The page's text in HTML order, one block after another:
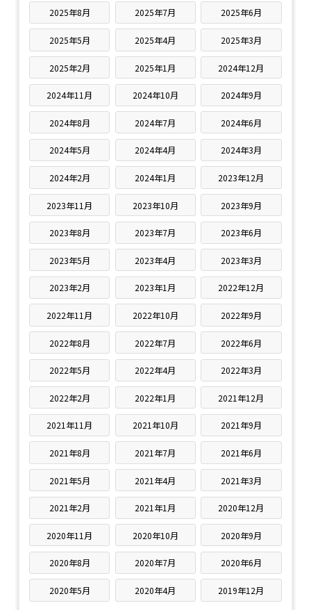
2025年8月 2025年7月 2025年6月
2025年5月 2025年4月 2025年3月
2025年2月 2025年1月 2024年12月
2024年11月 2024年10月 2024年9月
2024年8月 2024年7月 2024年6月
2024年5月 2024年4月 2024年3月
2024年2月 2024年1月 2023年12月
2023年11月 2023年10月 2023年9月
2023年8月 2023年7月 2023年6月
2023年5月 2023年4月 2023年3月
2023年2月 2023年1月 2022年12月
2022年11月 2022年10月 2022年9月
2022年8月 2022年7月 2022年6月
2022年5月 2022年4月 2022年3月
2022年2月 2022年1月 2021年12月
2021年11月 2021年10月 2021年9月
2021年8月 2021年7月 2021年6月
2021年5月 2021年4月 2021年3月
2021年2月 2021年1月 2020年12月
2020年11月 2020年10月 2020年9月
2020年8月 2020年7月 2020年6月
2020年5月 2020年4月 2019年12月